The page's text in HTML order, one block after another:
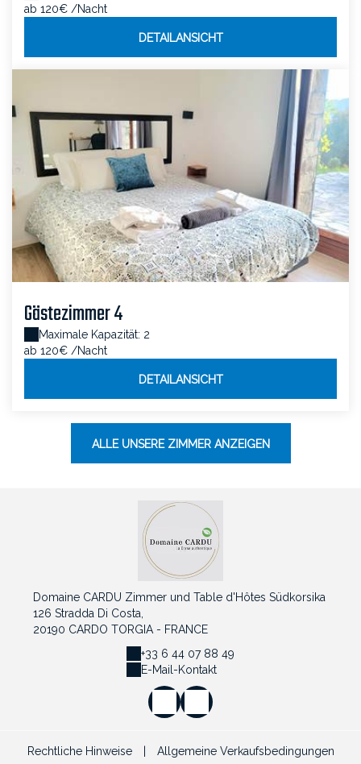
ab 120€ /Nacht
DETAILANSICHT
Gästezimmer 4
Maximale Kapazität: 2
ab 120€ /Nacht
DETAILANSICHT
ALLE UNSERE ZIMMER ANZEIGEN
Domaine CARDU Zimmer und Table d'Hôtes Südkorsika
126 Stradda Di Costa,
20190 CARDO TORGIA - FRANCE
+33 6 44 07 88 49
E-Mail-Kontakt
Rechtliche Hinweise Allgemeine Verkaufsbedingungen